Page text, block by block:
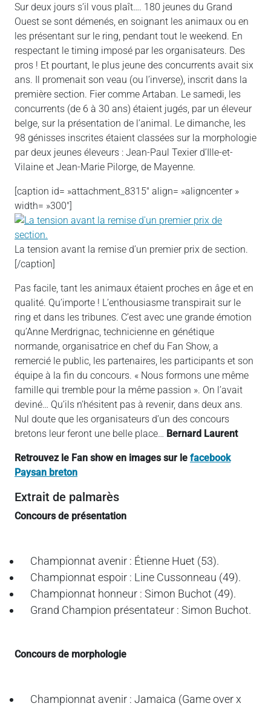
Sur deux jours s’il vous plaît…. 180 jeunes du Grand
Ouest se sont démenés, en soignant les animaux ou en
les présentant sur le ring, pendant tout le weekend. En
respectant le timing imposé par les organisateurs. Des
pros ! Et pourtant, le plus jeune des concurrents avait six
ans. Il promenait son veau (ou l’inverse), inscrit dans la
première section. Fier comme Artaban. Le samedi, les
concurrents (de 6 à 30 ans) étaient jugés, par un éleveur
belge, sur la présentation de l’animal. Le dimanche, les
98 génisses inscrites étaient classées sur la morphologie
par deux jeunes éleveurs : Jean-Paul Texier d’Ille-et-
Vilaine et Jean-Marie Pilorge, de Mayenne.
[caption id= »attachment_8315″ align= »aligncenter »
width= »300″]
La tension avant la remise d’un premier prix de section.
[/caption]
Pas facile, tant les animaux étaient proches en âge et en
qualité. Qu’importe ! L’enthousiasme transpirait sur le
ring et dans les tribunes. C’est avec une grande émotion
qu’Anne Merdrignac, technicienne en génétique
normande, organisatrice en chef du Fan Show, a
remercié le public, les partenaires, les participants et son
équipe à la fin du concours. « Nous formons une même
famille qui tremble pour la même passion ». On l’avait
deviné… Qu’ils n’hésitent pas à revenir, dans deux ans.
Nul doute que les organisateurs d’un des concours
bretons leur feront une belle place… Bernard Laurent
Retrouvez le Fan show en images sur le facebook
Paysan breton
Extrait de palmarès
Concours de présentation
Championnat avenir : Étienne Huet (53).
Championnat espoir : Line Cussonneau (49).
Championnat honneur : Simon Buchot (49).
Grand Champion présentateur : Simon Buchot.
Concours de morphologie
Championnat avenir : Jamaica (Game over x